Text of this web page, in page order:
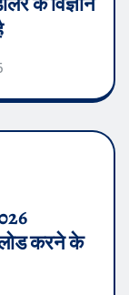
करने के